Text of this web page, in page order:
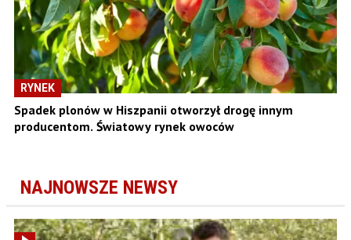
RYNEK
Spadek plonów w Hiszpanii otworzył drogę innym
producentom. Światowy rynek owoców
NAJNOWSZE NEWSY